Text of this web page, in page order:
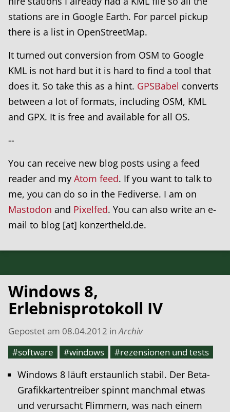
stations are in Google Earth. For parcel pickup
there is a list in OpenStreetMap.
It turned out conversion from OSM to Google
KML is not hard but it is hard to find a tool that
does it. So take this as a hint. GPSBabel converts
between a lot of formats, including OSM, KML
and GPX. It is free and available for all OS.
--
You can receive new blog posts using a feed
reader and my Atom feed. If you want to talk to
me, you can do so in the Fediverse. I am on
Mastodon and Pixelfed. You can also write an e-
mail to blog [at] konzertheld.de.
Windows 8,
Erlebnisprotokoll IV
Gepostet am 08.04.2012 inArchiv
#software
#windows
#rezensionen und tests
Windows 8 läuft erstaunlich stabil. Der Beta-
Grafikkartentreiber spinnt manchmal etwas
und verursacht Flimmern, was nach einem